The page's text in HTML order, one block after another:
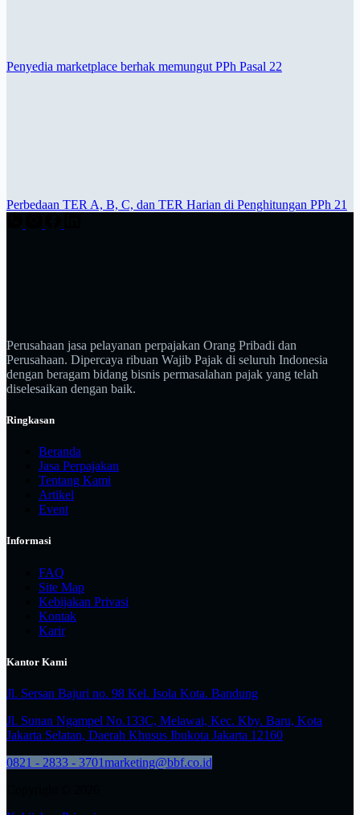
Penyedia marketplace berhak memungut PPh Pasal 22
Perbedaan TER A, B, C, dan TER Harian di Penghitungan PPh 21
Perusahaan jasa pelayanan perpajakan Orang Pribadi dan
Perusahaan. Dipercaya ribuan Wajib Pajak di seluruh Indonesia
dengan beragam bidang bisnis permasalahan pajak yang telah
diselesaikan dengan baik.
Ringkasan
Beranda
Jasa Perpajakan
Tentang Kami
Artikel
Event
Informasi
FAQ
Site Map
Kebijakan Privasi
Kontak
Karir
Kantor Kami
Jl. Sersan Bajuri no. 98 Kel. Isola Kota. Bandung
Jl. Sunan Ngampel No.133C, Melawai, Kec. Kby. Baru, Kota
Jakarta Selatan, Daerah Khusus Ibukota Jakarta 12160
0821 - 2833 - 3701marketing@bbf.co.id